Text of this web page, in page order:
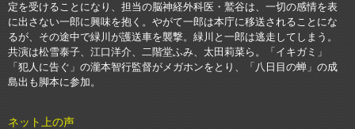
定を受けることになり、担当の脳神経外科医・鷲谷は、一切の感情を表
に出さない一郎に興味を抱く。やがて一郎は本庁に移送されることにな
るが、その途中で緑川が護送車を襲撃。緑川と一郎は逃走してしまう。
共演は松雪泰子、江口洋介、二階堂ふみ、太田莉菜ら。「イキガミ」
「犯人に告ぐ」の瀧本智行監督がメガホンをとり、「八日目の蝉」の成
島出も脚本に参加。
ネット上の声